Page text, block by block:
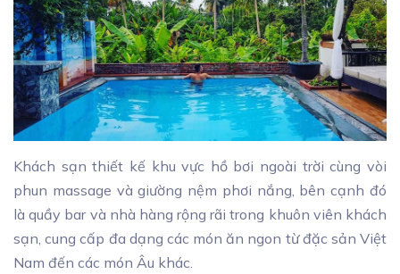
Khách sạn thiết kế khu vực hồ bơi ngoài trời cùng vòi
phun massage và giường nệm phơi nắng, bên cạnh đó
là quầy bar và nhà hàng rộng rãi trong khuôn viên khách
sạn, cung cấp đa dạng các món ăn ngon từ đặc sản Việt
Nam đến các món Âu khác.